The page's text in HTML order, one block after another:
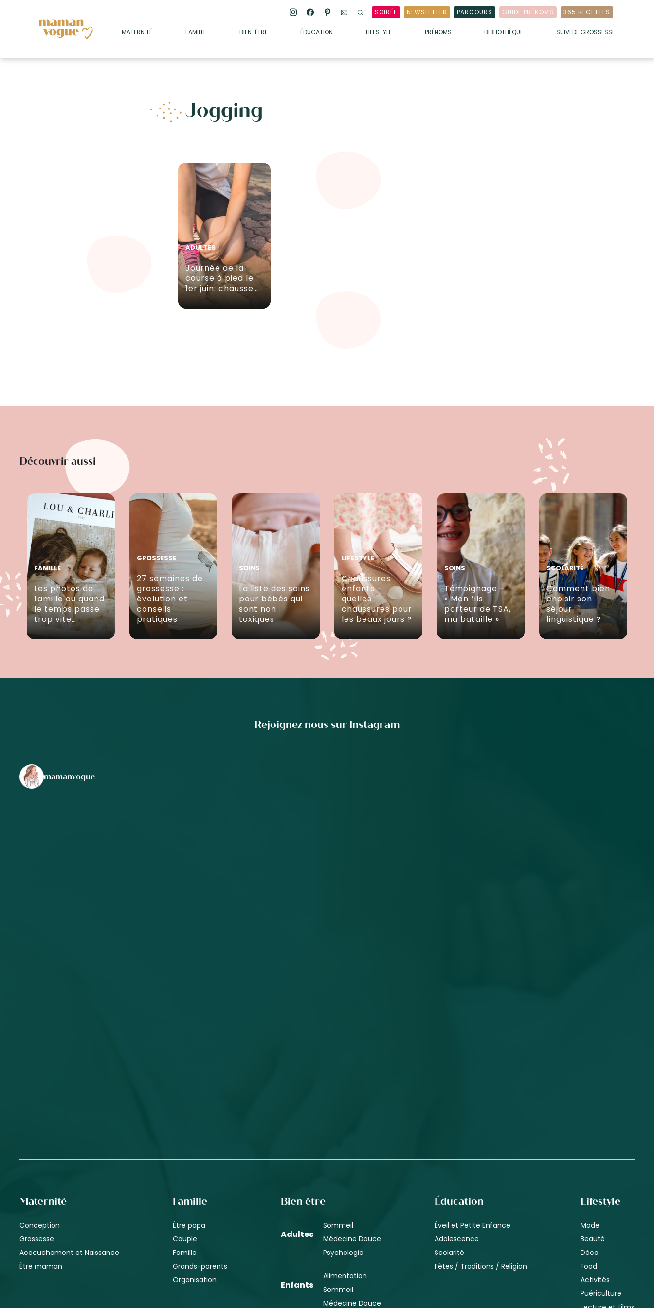
SOIRÉE NEWSLETTER PARCOURS GUIDE PRÉNOMS 365 RECETTES
MATERNITÉ FAMILLE BIEN-ÊTRE ÉDUCATION LIFESTYLE PRÉNOMS BIBLIOTHÈQUE SUIVI DE GROSSESSE
• PSYCHOLOGIE
• MÉDECINE DOUCE
• PSYCHOLOGIE
+
+
Jogging
ADULTES
Journée de la
course à pied le
1er juin: chausse…
Découvrir aussi
FAMILLE
Les photos de
famille ou quand
le temps passe
trop vite…
GROSSESSE
27 semaines de
grossesse :
évolution et
conseils
pratiques
SOINS
La liste des soins
pour bébés qui
sont non
toxiques
LIFESTYLE
Chaussures
enfants –
quelles
chaussures pour
les beaux jours ?
SOINS
Témoignage –
« Mon fils
porteur de TSA,
ma bataille »
SCOLARITÉ
Comment bien
choisir son
séjour
linguistique ?
Rejoignez nous sur Instagram
mamanvogue
Maternité
Conception
Grossesse
Accouchement et Naissance
Être maman
Famille
Être papa
Couple
Famille
Grands-parents
Organisation
Bien être
Adultes
Sommeil
Médecine Douce
Psychologie
Enfants
Alimentation
Sommeil
Médecine Douce
Éducation
Éveil et Petite Enfance
Adolescence
Scolarité
Fêtes / Traditions / Religion
Lifestyle
Mode
Beauté
Déco
Food
Activités
Puériculture